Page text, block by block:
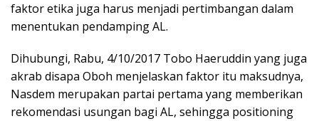
faktor etika juga harus menjadi pertimbangan dalam
menentukan pendamping AL.
Dihubungi, Rabu, 4/10/2017 Tobo Haeruddin yang juga
akrab disapa Oboh menjelaskan faktor itu maksudnya,
Nasdem merupakan partai pertama yang memberikan
rekomendasi usungan bagi AL, sehingga positioning